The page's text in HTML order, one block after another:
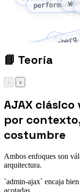
custom post
REST
📘 Teoría
‹ ›
AJAX clásico
por
costumbre
Ambos enfoques son
arquitectura.
`admin-ajax` encaja
acotadas.